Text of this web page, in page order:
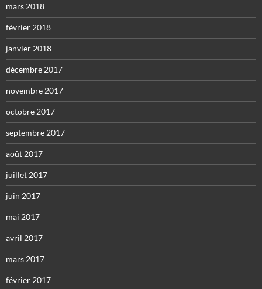
mars 2018
février 2018
janvier 2018
décembre 2017
novembre 2017
octobre 2017
septembre 2017
août 2017
juillet 2017
juin 2017
mai 2017
avril 2017
mars 2017
février 2017